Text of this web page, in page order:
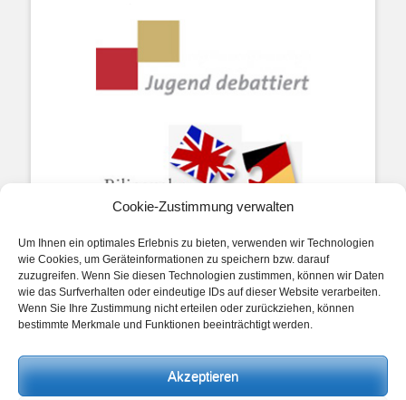
Cookie-Zustimmung verwalten
Um Ihnen ein optimales Erlebnis zu bieten, verwenden wir Technologien
wie Cookies, um Geräteinformationen zu speichern bzw. darauf
zuzugreifen. Wenn Sie diesen Technologien zustimmen, können wir Daten
wie das Surfverhalten oder eindeutige IDs auf dieser Website verarbeiten.
Wenn Sie Ihre Zustimmung nicht erteilen oder zurückziehen, können
bestimmte Merkmale und Funktionen beeinträchtigt werden.
Akzeptieren
Impressum
Datenschutz